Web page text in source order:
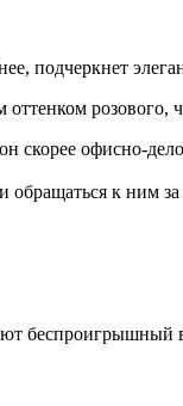
подчеркнет
оттенком розового,
скорее офисно-
обращаться к ним